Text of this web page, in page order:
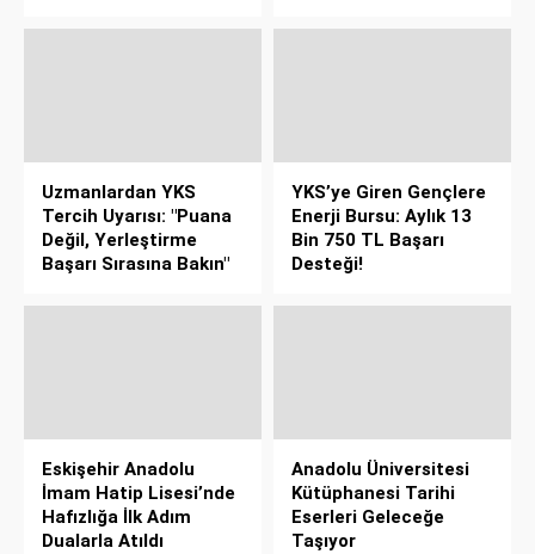
Uzmanlardan YKS
Tercih Uyarısı: "Puana
Değil, Yerleştirme
Başarı Sırasına Bakın"
YKS’ye Giren Gençlere
Enerji Bursu: Aylık 13
Bin 750 TL Başarı
Desteği!
Eskişehir Anadolu
İmam Hatip Lisesi’nde
Hafızlığa İlk Adım
Dualarla Atıldı
Anadolu Üniversitesi
Kütüphanesi Tarihi
Eserleri Geleceğe
Taşıyor